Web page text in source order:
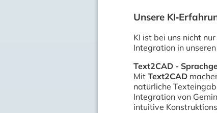
Unsere
KI ist bei uns nicht
Integration in
Text2CAD -
Mit Text2CAD
natürliche
Integration von
intuitive